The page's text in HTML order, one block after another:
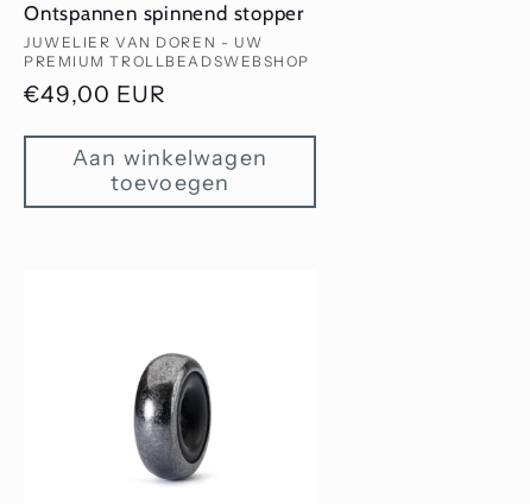
Ontspannen spinnend stopper
Verkoper:
JUWELIER VAN DOREN - UW
PREMIUM TROLLBEADSWEBSHOP
Normale
€49,00 EUR
Aan winkelwagen
toevoegen